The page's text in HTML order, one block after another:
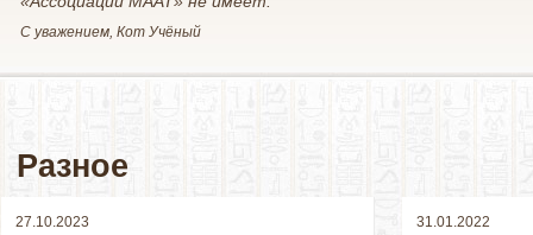
С уважением, Кот Учёный
Разное
27.10.2023 31.01.2022